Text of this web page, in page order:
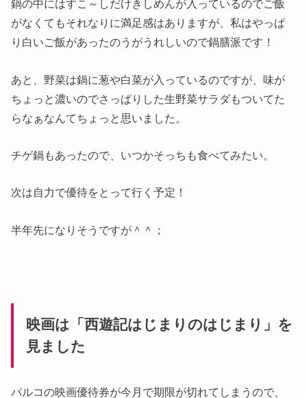
鍋の中にはすこ～しだけきしめんが入っているのでご飯
がなくてもそれなりに満足感はありますが、私はやっぱ
り白いご飯があったのうがうれしいので鍋膳派です！
あと、野菜は鍋に葱や白菜が入っているのですが、味が
ちょっと濃いのでさっぱりした生野菜サラダもついてた
らなぁなんてちょっと思いました。
チゲ鍋もあったので、いつかそっちも食べてみたい。
次は自力で優待をとって行く予定！
半年先になりそうですが＾＾；
映画は「西遊記はじまりのはじまり」を
見ました
パルコの映画優待券が今月で期限が切れてしまうので、